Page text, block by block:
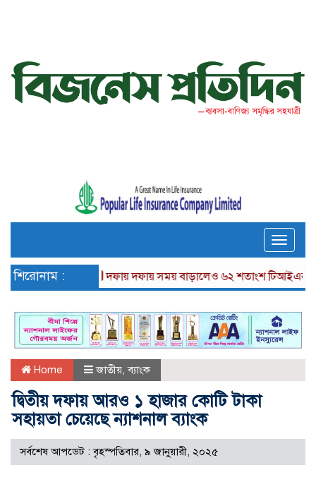
Toggle
শিরোনাম : দফায় দফায় সময় বাড়ালেও ৬২ শতাংশ টিআইএনধারী
Home জাতীয় ,ব্যাংক
দ্বিতীয় দফায় আরও ১ হাজার কোটি টাকা
সহায়তা চেয়েছে ন্যাশনাল ব্যাংক
সর্বশেষ আপডেট : বৃহস্পতিবার, ৯ জানুয়ারী, ২০২৫